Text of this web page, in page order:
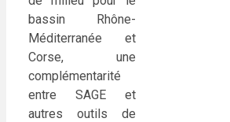
bassin Rhône-
Méditerranée et
Corse, une
complémentarité
entre SAGE et
autres outils de